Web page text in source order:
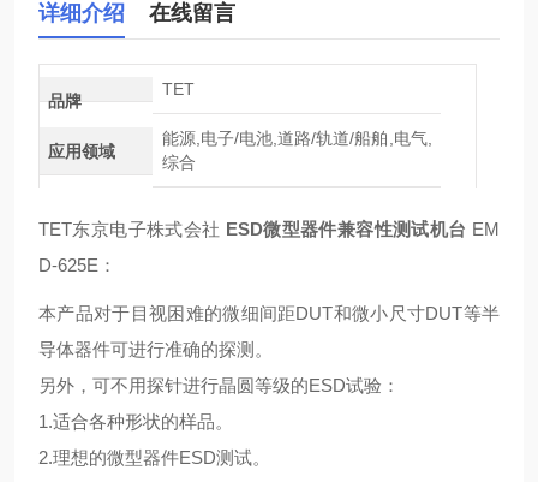
详细介绍 在线留言
品牌
TET
应用领域
能源,电子/电池,道路/轨道/船舶,电气,
综合
TET东京电子株式会社 ESD微型器件兼容性测试机台 EM
D-625E：
本产品对于目视困难的微细间距DUT和微小尺寸DUT等半
导体器件可进行准确的探测。
另外，可不用探针进行晶圆等级的ESD试验：
1.适合各种形状的样品。
2.理想的微型器件ESD测试。